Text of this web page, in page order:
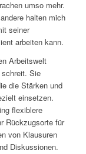
umso mehr.
halten mich
seiner
arbeiten kann.
Arbeitswelt
Sie
die Stärken und
einsetzen.
flexiblere
Rückzugsorte für
von Klausuren
Diskussionen.